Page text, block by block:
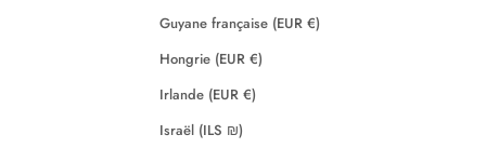
Guyane française (EUR €)
Hongrie (EUR €)
Irlande (EUR €)
Israël (ILS ₪)